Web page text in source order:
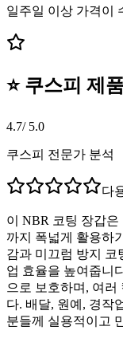
일주일 이상 가격이
⭐ 쿠스피 제
4.7/ 5.0
쿠스피 전문가 분석
다
이 NBR 코팅 장갑
까지 폭넓게 활용하
감과 미끄럼 방지 코
업 효율을 높여줍니
으로 보호하며, 여러
다. 배달, 원예, 경작
분들께 실용적이고